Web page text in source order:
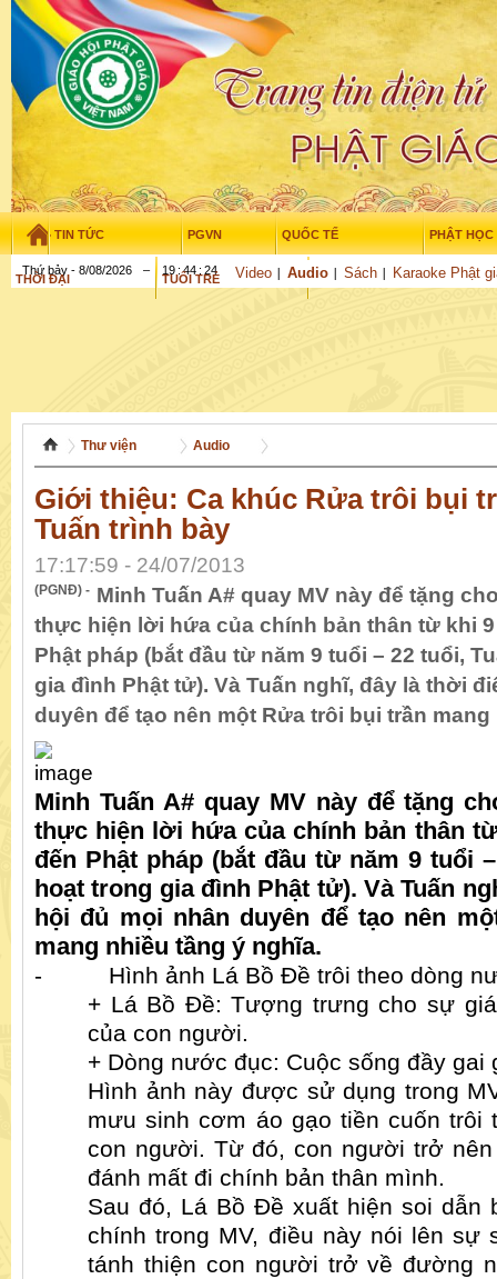
TIN TỨC PGVN QUỐC TẾ PHẬT HỌC
THỜI ĐẠI TUỔI TRẺ NGHIÊN CỨU
Video Audio Sách Karaoke Phật
Thứ bảy - 8/08/2026 – 19 : 44 : 27
Thư viện Audio
Giới thiệu: Ca khúc Rửa trôi bụi
Tuấn trình bày
17:17:59 - 24/07/2013
(PGNĐ) - Minh Tuấn A# quay MV này để tặng
thực hiện lời hứa của chính bản thân từ khi
Phật pháp (bắt đầu từ năm 9 tuổi – 22 tuổi,
gia đình Phật tử). Và Tuấn nghĩ, đây là thời
duyên để tạo nên một Rửa trôi bụi trần
Minh Tuấn A# quay MV này để tặng
thực hiện lời hứa của chính bản thân
đến Phật pháp (bắt đầu từ năm 9 tuổi
hoạt trong gia đình Phật tử). Và Tuấn
hội đủ mọi nhân duyên để tạo nên
mang nhiều tầng ý nghĩa.
-
Hình ảnh Lá Bồ Đề trôi theo dòng
+ Lá Bồ Đề: Tượng trưng cho sự
của con người.
+ Dòng nước đục: Cuộc sống đầy gai
Hình ảnh này được sử dụng trong
mưu sinh cơm áo gạo tiền cuốn trôi
con người. Từ đó, con người trở
đánh mất đi chính bản thân mình.
Sau đó, Lá Bồ Đề xuất hiện soi dẫn
chính trong MV, điều này nói lên sự
tánh thiện con người trở về đường